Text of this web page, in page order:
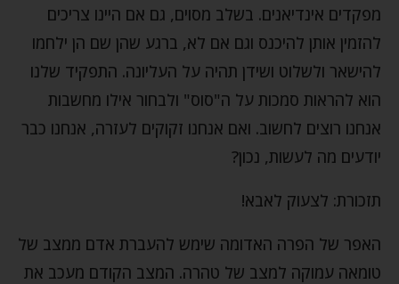
מפקדים אינדיאנים. בשלב מסוים, גם אם היינו צריכים
להזמין אותן להיכנס וגם אם לא, ברגע שהן שם הן ילחמו
להישאר ולשלוט ושידן תהיה על העליונה. התפקיד שלנו
הוא להראות סמכות על ה"סוס" ולבחור אילו מחשבות
אנחנו רוצים לחשוב. ואם אנחנו זקוקים לעזרה, אנחנו כבר
יודעים מה לעשות, נכון?
תזכורת: לצעוק לאבא!
האפר של הפרה האדומה שימש להעברת אדם ממצב של
טומאה עמוקה למצב של טהרה. המצב הקודם מעכב את